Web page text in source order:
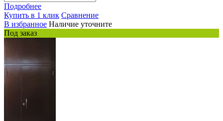
Подробнее
Купить в 1 клик Сравнение
В избранное Наличие уточните
Под заказ